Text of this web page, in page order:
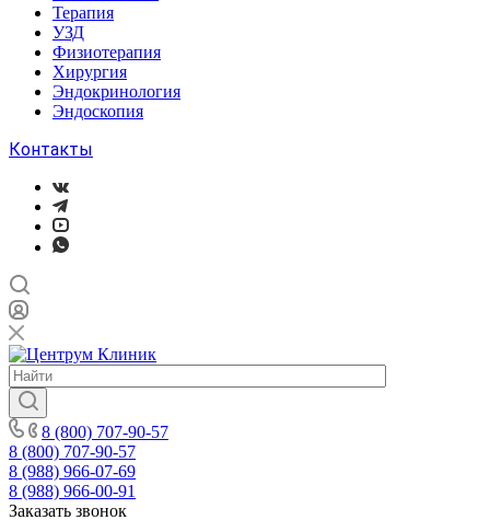
Терапия
УЗД
Физиотерапия
Хирургия
Эндокринология
Эндоскопия
Контакты
8 (800) 707-90-57
8 (800) 707-90-57
8 (988) 966-07-69
8 (988) 966-00-91
Заказать звонок